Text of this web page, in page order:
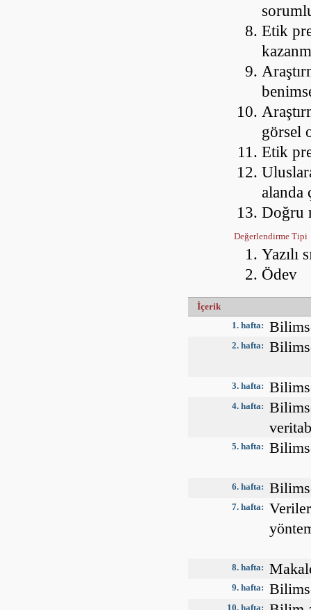
Etik
görsel
Etik
alanda
Doğru
Değerlendirme Tipi
Yazılı
Ödev
İçerik
1. hafta:
2. hafta:
3. hafta:
4. hafta:
5. hafta:
6. hafta:
7. hafta:
8. hafta:
9. hafta:
10. hafta: